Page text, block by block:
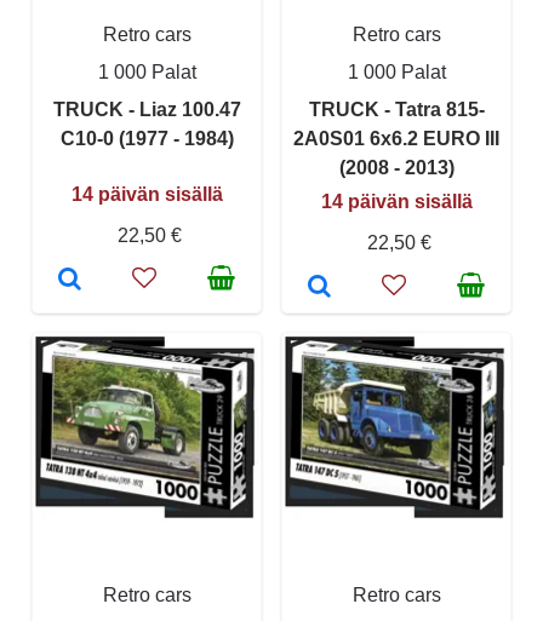
Retro cars
1 000 Palat
TRUCK - Liaz 100.47
C10-0 (1977 - 1984)
14 päivän sisällä
22,50 €
Retro cars
1 000 Palat
TRUCK - Tatra 815-
2A0S01 6x6.2 EURO III
(2008 - 2013)
14 päivän sisällä
22,50 €
Retro cars
Retro cars